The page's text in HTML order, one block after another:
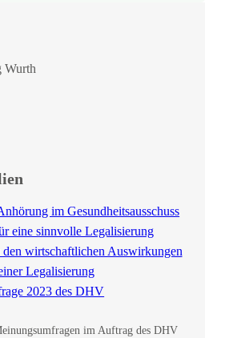
Wurth
im Gesundheitsausschuss
eine sinnvolle Legalisierung
den wirtschaftlichen Auswirkungen
Legalisierung
2023 des DHV
im Auftrag des DHV